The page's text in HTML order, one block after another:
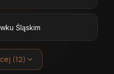
Śląskim
(12)